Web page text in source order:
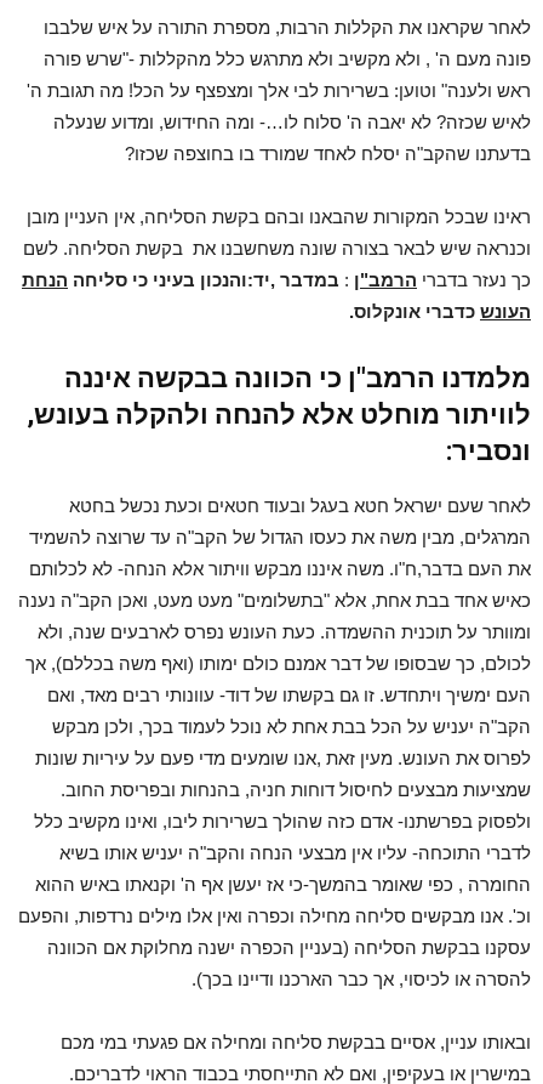
לאחר שקראנו את הקללות הרבות, מספרת התורה על איש שלבבו
פונה מעם ה' , ולא מקשיב ולא מתרגש כלל מהקללות -"שרש פורה
ראש ולענה" וטוען: בשרירות לבי אלך ומצפצף על הכל! מה תגובת ה'
לאיש שכזה? לא יאבה ה' סלוח לו…- ומה החידוש, ומדוע שנעלה
בדעתנו שהקב"ה יסלח לאחד שמורד בו בחוצפה שכזו?
ראינו שבכל המקורות שהבאנו ובהם בקשת הסליחה, אין העניין מובן
וכנראה שיש לבאר בצורה שונה משחשבנו את בקשת הסליחה. לשם
כך נעזר בדברי הרמב"ן : במדבר ,יד:והנכון בעיני כי סליחה הנחת
העונש כדברי אונקלוס.
מלמדנו הרמב"ן כי הכוונה בבקשה איננה
לוויתור מוחלט אלא להנחה ולהקלה בעונש,
ונסביר:
לאחר שעם ישראל חטא בעגל ובעוד חטאים וכעת נכשל בחטא
המרגלים, מבין משה את כעסו הגדול של הקב"ה עד שרוצה להשמיד
את העם בדבר,ח"ו. משה איננו מבקש וויתור אלא הנחה- לא לכלותם
כאיש אחד בבת אחת, אלא "בתשלומים" מעט מעט, ואכן הקב"ה נענה
ומוותר על תוכנית ההשמדה. כעת העונש נפרס לארבעים שנה, ולא
לכולם, כך שבסופו של דבר אמנם כולם ימותו (ואף משה בכללם), אך
העם ימשיך ויתחדש. זו גם בקשתו של דוד- עוונותי רבים מאד, ואם
הקב"ה יעניש על הכל בבת אחת לא נוכל לעמוד בכך, ולכן מבקש
לפרוס את העונש. מעין זאת ,אנו שומעים מדי פעם על עיריות שונות
שמציעות מבצעים לחיסול דוחות חניה, בהנחות ובפריסת החוב.
ולפסוק בפרשתנו- אדם כזה שהולך בשרירות ליבו, ואינו מקשיב כלל
לדברי התוכחה- עליו אין מבצעי הנחה והקב"ה יעניש אותו בשיא
החומרה , כפי שאומר בהמשך-כי אז יעשן אף ה' וקנאתו באיש ההוא
וכ'. אנו מבקשים סליחה מחילה וכפרה ואין אלו מילים נרדפות, והפעם
עסקנו בבקשת הסליחה (בעניין הכפרה ישנה מחלוקת אם הכוונה
להסרה או לכיסוי, אך כבר הארכנו ודיינו בכך).
ובאותו עניין, אסיים בבקשת סליחה ומחילה אם פגעתי במי מכם
במישרין או בעקיפין, ואם לא התייחסתי בכבוד הראוי לדבריכם.